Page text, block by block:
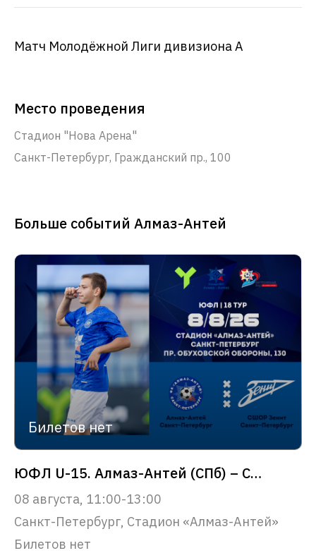
Матч Молодёжной Лиги дивизиона А
Место проведения
Стадион "Нова Арена"
Санкт-Петербург, Гражданский пр., 100
Больше событий Алмаз-Антей
Билетов нет
ЮФЛ U-15. Алмаз-Антей (СПб) – СШОР Зенит (СПб)
08 августа, 11:00-13:00
Санкт-Петербург, Стадион «Алмаз-Антей»
Билетов нет